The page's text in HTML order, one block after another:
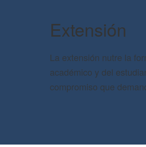
Extensión
La extensión nutre la
académico y del
compromiso que